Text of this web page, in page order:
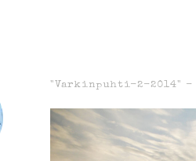
"Varkinpuhti-2-2014" -